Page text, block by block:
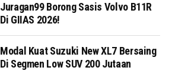
Juragan99 Borong Sasis Volvo B11R
Di GIIAS 2026!
Modal Kuat Suzuki New XL7 Bersaing
Di Segmen Low SUV 200 Jutaan